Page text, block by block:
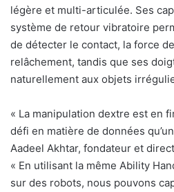
légère et multi-articulée. Ses
système de retour vibratoire
de détecter le contact, la force
relâchement, tandis que ses
naturellement aux objets
« La manipulation dextre est en
défi en matière de données
Aadeel Akhtar, fondateur et
« En utilisant la même Ability
sur des robots, nous pouvons